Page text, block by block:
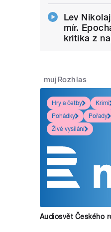
Lev
mír.
kritika z
mujRozhlas
Hry a četby
Krimi
Pohádky
Pořady
Živé vysílání
Audiosvět Českého